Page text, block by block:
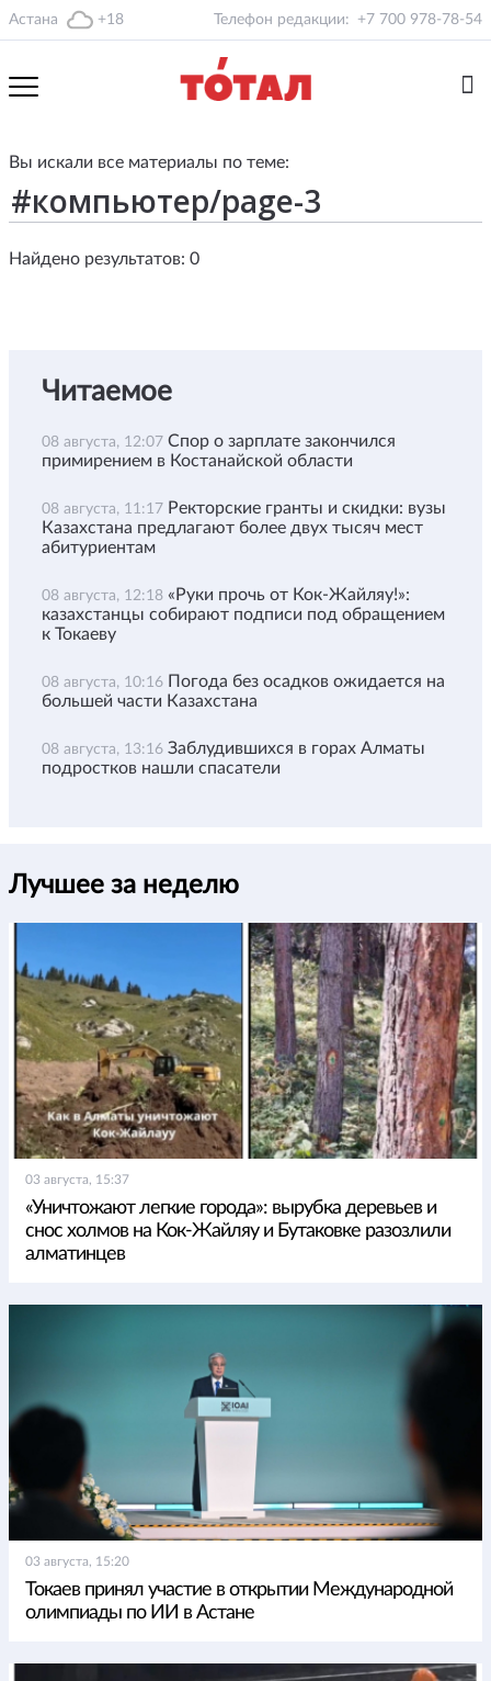
Астана +18 Телефон редакции: +7 700 978-78-54
Вы искали все материалы по теме:
Найдено результатов: 0
Читаемое
08 августа, 12:07 Спор о зарплате закончился
примирением в Костанайской области
08 августа, 11:17 Ректорские гранты и скидки: вузы
Казахстана предлагают более двух тысяч мест
абитуриентам
08 августа, 12:18 «Руки прочь от Кок-Жайляу!»:
казахстанцы собирают подписи под обращением
к Токаеву
08 августа, 10:16 Погода без осадков ожидается на
большей части Казахстана
08 августа, 13:16 Заблудившихся в горах Алматы
подростков нашли спасатели
Лучшее за неделю
03 августа, 15:37
«Уничтожают легкие города»: вырубка деревьев и
снос холмов на Кок-Жайляу и Бутаковке разозлили
алматинцев
03 августа, 15:20
Токаев принял участие в открытии Международной
олимпиады по ИИ в Астане